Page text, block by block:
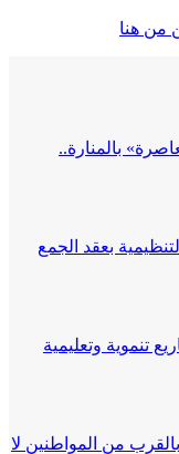
من هنا
بالمنارة..
بعقد الجمع
تنموية وتعليمية
من المواطنين لا